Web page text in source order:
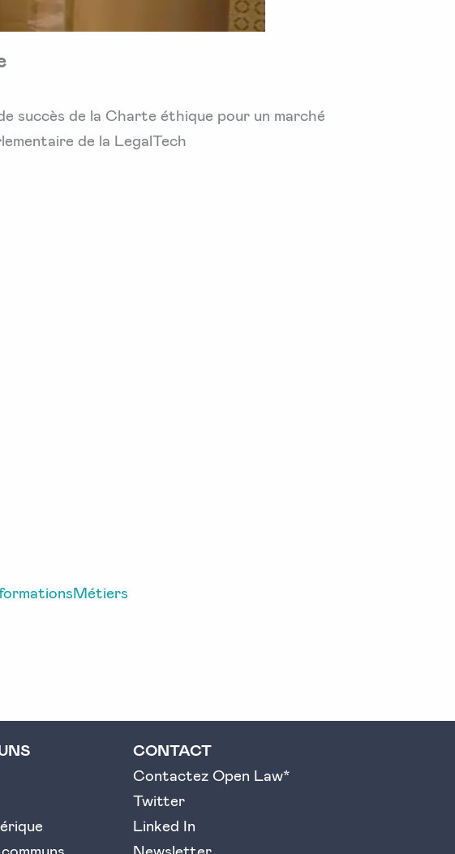
succès de la Charte éthique pour un marché
de la LegalTech
CONTACT
Contactez Open Law*
Twitter
Linked In